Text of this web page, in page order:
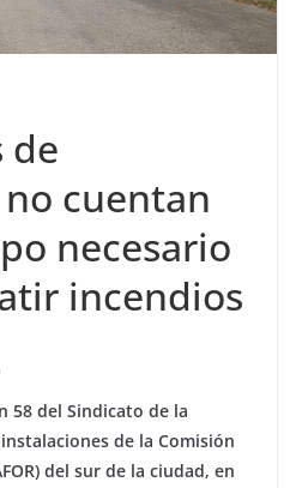
de
no cuentan
necesario
incendios
58 del Sindicato de la
de la Comisión
del sur de la ciudad, en